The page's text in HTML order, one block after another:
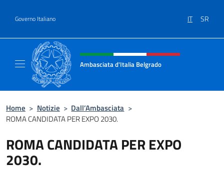
Governo Italiano IT SR
Intestazione sito, social e menù
Ambasciata d'Italia Belgrado
Home > Notizie > Dall’Ambasciata >
ROMA CANDIDATA PER EXPO 2030.
ROMA CANDIDATA PER EXPO
2030.